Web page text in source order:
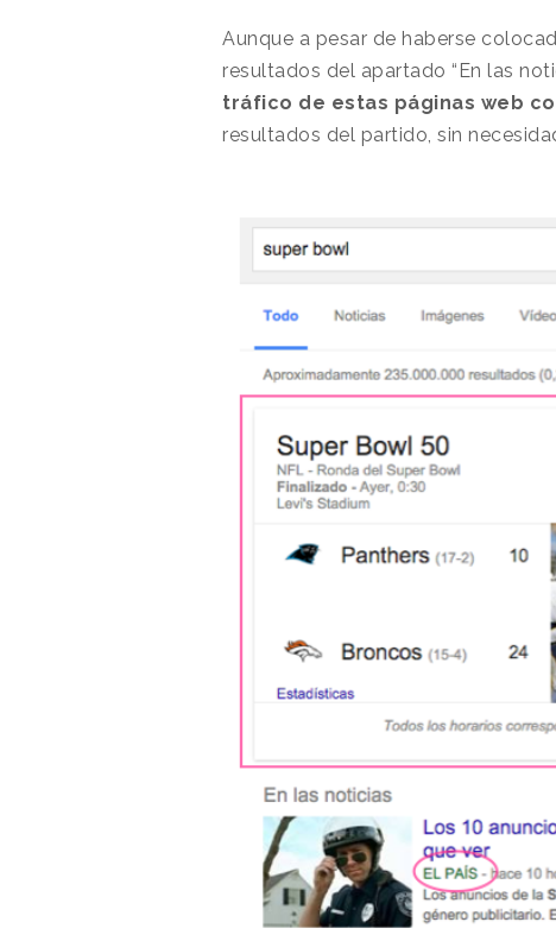
Aunque a pesar de haberse
resultados del apartado “En las
tráfico de estas páginas web
resultados del partido, sin